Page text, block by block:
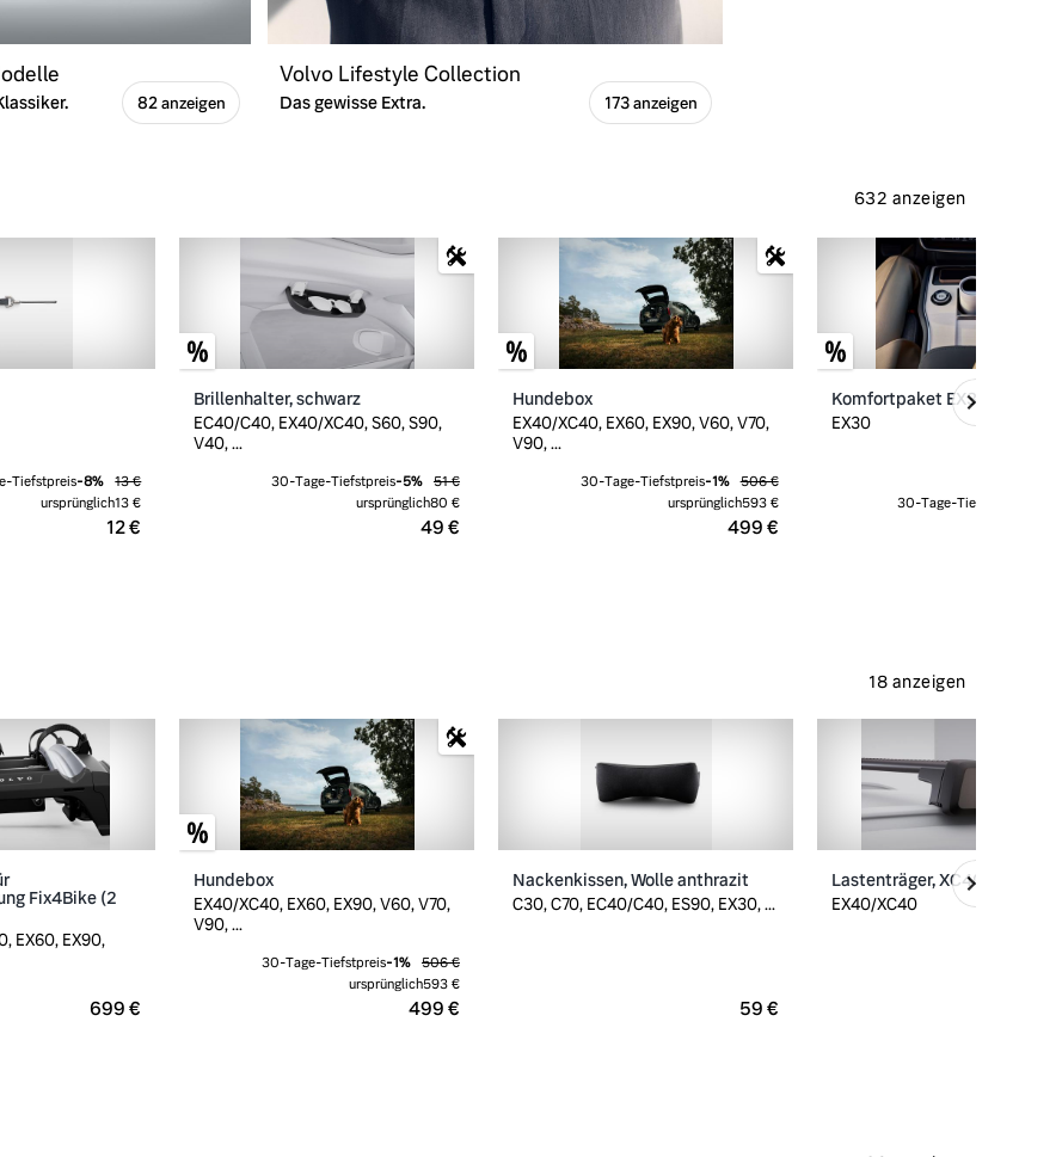
82 anzeigen
Volvo Lifestyle Collection
Das gewisse Extra. 173 anzeigen
632 anzeigen
12 €
Tiefstpreis-8%
13 €
ursprünglich13 €
Brillenhalter, schwarz
EC40/C40, EX40/XC40, S60, S90,
V40, ...
49 €
30-Tage-Tiefstpreis-5%
51 €
ursprünglich80 €
Hundebox
EX40/XC40, EX60, EX90, V60, V70,
V90, ...
499 €
30-Tage-Tiefstpreis-1%
506 €
ursprünglich593 €
Komfortpaket EX30
EX30
30-Tage-Tiefstpreis
18 anzeigen
Fix4Bike (2
EX60, EX90,
699 €
Hundebox
EX40/XC40, EX60, EX90, V60, V70,
V90, ...
499 €
30-Tage-Tiefstpreis-1%
506 €
ursprünglich593 €
Nackenkissen, Wolle anthrazit
C30, C70, EC40/C40, ES90, EX30, ...
59 €
Lastenträger, XC40/EX40
EX40/XC40